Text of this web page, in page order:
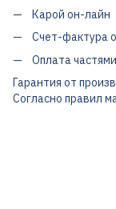
Карой он-лайн
Счет-фактура
Оплата
Гарантия от
Согласно правил